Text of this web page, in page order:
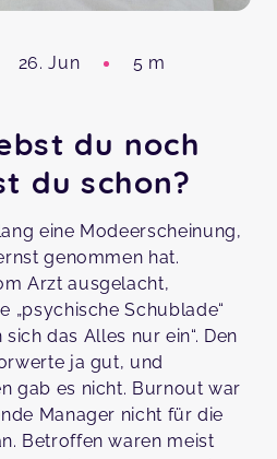
26. Jun 5 m
du noch
du schon?
eine Modeerscheinung,
genommen hat.
Arzt ausgelacht,
„psychische Schublade“
das Alles nur ein“. Den
ja gut, und
gab es nicht. Burnout war
Manager nicht für die
Betroffen waren meist